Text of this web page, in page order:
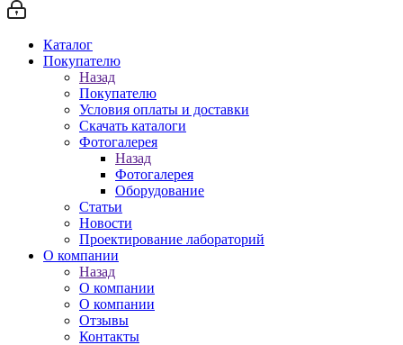
Каталог
Покупателю
Назад
Покупателю
Условия оплаты и доставки
Скачать каталоги
Фотогалерея
Назад
Фотогалерея
Оборудование
Статьи
Новости
Проектирование лабораторий
О компании
Назад
О компании
О компании
Отзывы
Контакты